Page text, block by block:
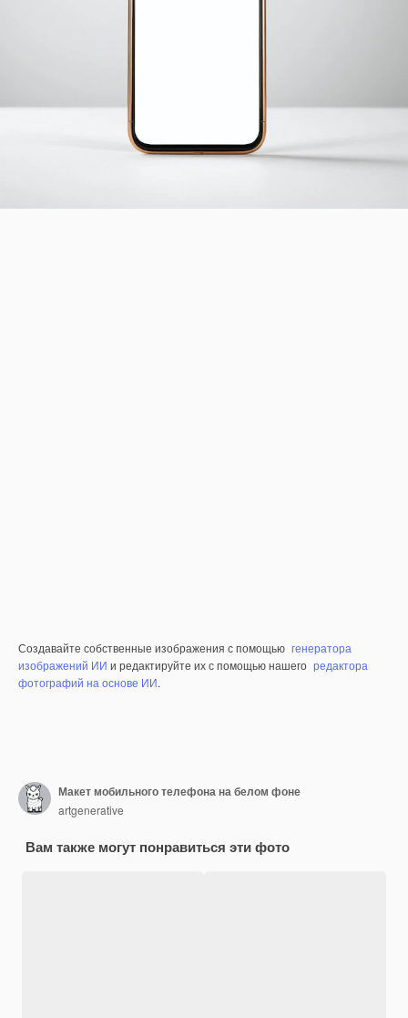
Создавайте собственные изображения с помощью генератора
изображений ИИ и редактируйте их с помощью нашего редактора
фотографий на основе ИИ.
Макет мобильного телефона на белом фоне
artgenerative
Вам также могут понравиться эти фото